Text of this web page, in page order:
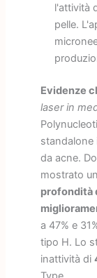
l'attività
pelle.
Evidenze
laser in
standalone
da acne.
mostrato un
profondità
a 47% e
tipo H. Lo
inattività di